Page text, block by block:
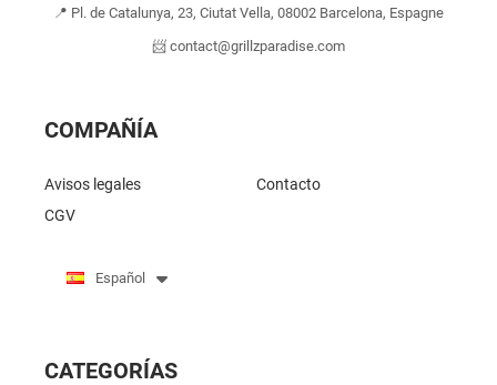
📍 Pl. de Catalunya, 23, Ciutat Vella, 08002 Barcelona, Espagne
📨 contact@grillzparadise.com
COMPAÑÍA
Avisos legales
CGV
Contacto
Español
CATEGORÍAS